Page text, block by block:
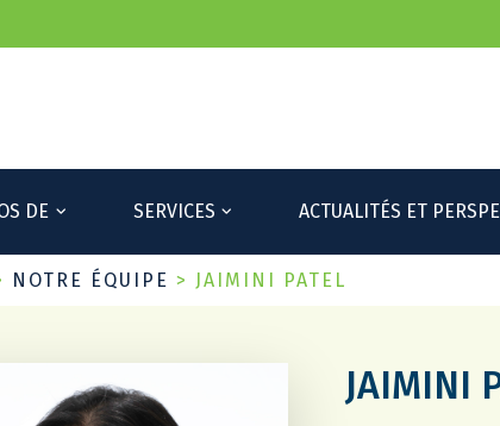
DE SERVICES ACTUALITÉS ET
NOTRE ÉQUIPE > JAIMINI PATEL
JAIMINI